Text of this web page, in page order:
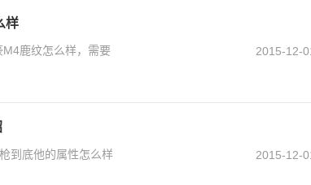
样
鹿纹怎么样，需要
2015-12-
到底他的属性怎么样
2015-12-